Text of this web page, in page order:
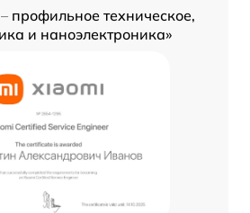
профильное техническое,
и наноэлектроника»